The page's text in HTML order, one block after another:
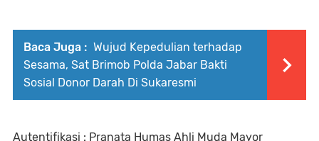
Baca Juga : Wujud Kepedulian terhadap
Sesama, Sat Brimob Polda Jabar Bakti
Sosial Donor Darah Di Sukaresmi
Autentifikasi : Pranata Humas Ahli Muda Mayor